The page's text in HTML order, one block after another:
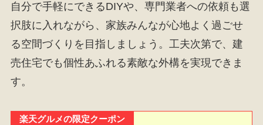
自分で手軽にできるDIYや、専門業者への依頼も選
択肢に入れながら、家族みんなが心地よく過ごせ
る空間づくりを目指しましょう。工夫次第で、建
売住宅でも個性あふれる素敵な外構を実現できま
す。
楽天グルメの限定クーポン